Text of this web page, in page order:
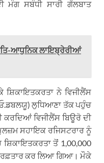
ਮੰਗ ਸਬੰਧੀ ਸਾਰੀ ਗੱਲਬਾਤ
ਆਧੁਨਿਕ ਲਾਇਬ੍ਰੇਰੀਆਂ
ਨੇ ਵਿਜੀਲੈਂਸ
ਲੁਧਿਆਣਾ ਤੱਕ ਪਹੁੰਚ
ਕਰਦਿਆਂ ਵਿਜੀਲੈਂਸ ਬਿਊਰੋ ਦੀ
ਸਹਾਇਕ ਰਜਿਸਟਰਾਰ ਨੂੰ
ਸ਼ਿਕਾਇਤਕਰਤਾ ਤੋਂ 1,00,000
ਕਰ ਲਿਆ ਗਿਆ। ਮੌਕੇ